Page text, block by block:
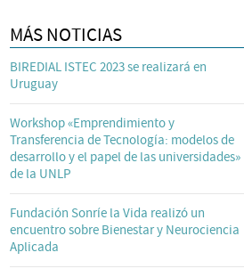
MÁS NOTICIAS
BIREDIAL ISTEC 2023 se realizará en
Uruguay
Workshop «Emprendimiento y
Transferencia de Tecnología: modelos de
desarrollo y el papel de las universidades»
de la UNLP
Fundación Sonríe la Vida realizó un
encuentro sobre Bienestar y Neurociencia
Aplicada